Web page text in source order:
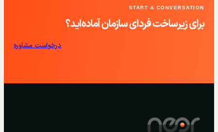
START A CONVERSATION
برای زیرساخت فردای سازمان آماده‌اید؟
درخواست مشاوره